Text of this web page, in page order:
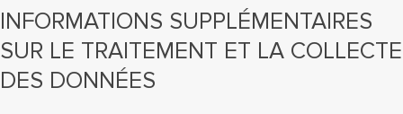
INFORMATIONS SUPPLÉMENTAIRES
SUR LE TRAITEMENT ET LA COLLECTE
DES DONNÉES